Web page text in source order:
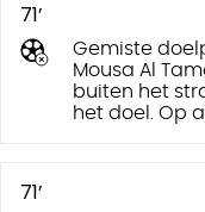
71’
Gemiste
Mousa Al
buiten het
het doel. Op
71’